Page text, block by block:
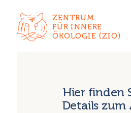
ZENTRUM
FÜR INNERE
ÖKOLOGIE (ZIO)
Hier finden
Details zum